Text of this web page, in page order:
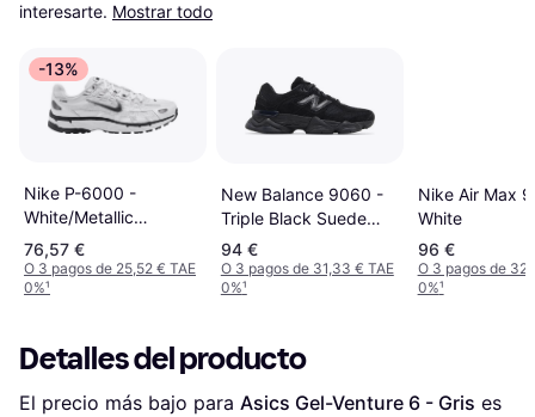
interesarte. Mostrar todo
-13%
Nike P-6000 -
White/Metallic
Silver/Black
76,57 €
O 3 pagos de 25,52 € TAE
0%¹
New Balance 9060 -
Triple Black Suede
U9060BPM
94 €
O 3 pagos de 31,33 € TAE
0%¹
Nike Air Max
White
96 €
O 3 pagos de
0%¹
Detalles del producto
El precio más bajo para Asics Gel-Venture 6 - Gris